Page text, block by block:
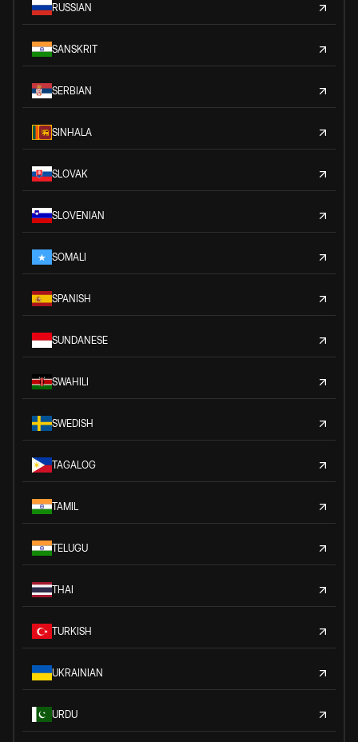
RUSSIAN
SANSKRIT
SERBIAN
SINHALA
SLOVAK
SLOVENIAN
SOMALI
SPANISH
SUNDANESE
SWAHILI
SWEDISH
TAGALOG
TAMIL
TELUGU
THAI
TURKISH
UKRAINIAN
URDU